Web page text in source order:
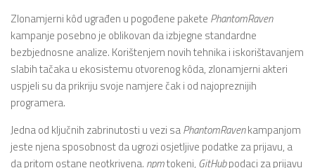
Zlonamjerni kôd ugrađen u pogođene pakete PhantomRaven
kampanje posebno je oblikovan da izbjegne standardne
bezbjednosne analize. Korištenjem novih tehnika i iskorištavanjem
slabih tačaka u ekosistemu otvorenog kôda, zlonamjerni akteri
uspjeli su da prikriju svoje namjere čak i od najopreznijih
programera.
Jedna od ključnih zabrinutosti u vezi saPhantomRavenkampanjom
jeste njena sposobnost da ugrozi osjetljive podatke za prijavu, a
da pritom ostane neotkrivena. npmtokeni, GitHubpodaci za prijavu